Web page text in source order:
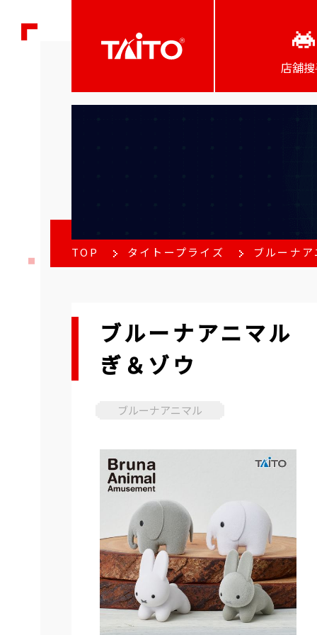
店舖
TOP タイトープライズ ブルーナ
ブルーナアニマ
ぎ＆ゾウ
ブルーナアニマル